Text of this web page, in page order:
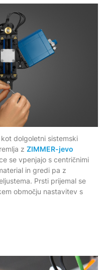
kot dolgoletni sistemski
z ZIMMER-jevo
se vpenjajo s centričnimi
in gredi pa z
Prsti prijemal se
območju nastavitev s